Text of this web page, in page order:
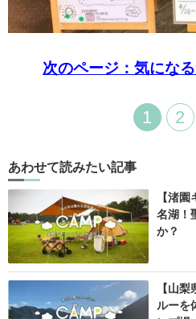
次のページ：気にな
1 2
あわせて読みたい記事
【渚
名湖！
か？
【山
ルーを